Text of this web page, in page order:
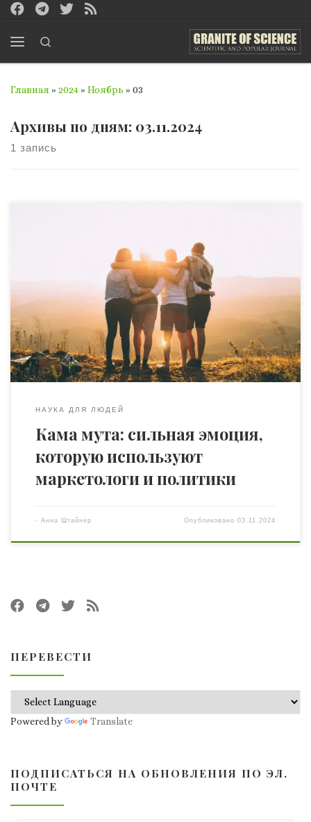
Перейти к содержимому
Главная » 2024» Ноябрь » 03
Архивы по дням: 03.11.2024
1 запись
Эмоции – это наш способ откликаться на события,
отражая чувства радости, грусти, любви или страха. Но
среди известных эмоций есть одна, которая скрыта в
глубине наших сердец и возникает в особенные
моменты, когда мы чувствуем внезапную близость,
связь и единство с другими людьми или даже с миром в
целом. Многие […]
НАУКА ДЛЯ ЛЮДЕЙ
Кама мута: сильная эмоция,
которую используют
маркетологи и политики
- Анна Штайнер Опубликовано03.11.2024
ПЕРЕВЕСТИ
Powered by Translate
ПОДПИСАТЬСЯ НА ОБНОВЛЕНИЯ ПО ЭЛ.
ПОЧТЕ